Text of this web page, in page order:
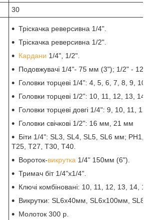
30
Тріскачка реверсивна 1/4".
Тріскачка реверсивна 1/2".
Кардани 1/4", 1/2".
Подовжувачі 1/4"- 75 мм (3"); 1/2" - 125
Головки торцеві 1/4": 4, 5, 6, 7, 8, 9,
Головки торцеві 1/2": 10, 11, 12, 13,
Головки торцеві довгі 1/4": 9, 10, 11,
Головки свічкові 1/2": 16 мм, 21 мм
Біти 1/4": SL3, SL4, SL5, SL6 мм; PH1,
T25, T27, T30, T40.
Вороток-викрутка 1/4" 150мм (6").
Тримач біт 1/4"х1/4".
Ключі комбіновані: 10, 11, 12, 13, 14,
Викрутки: SL6x40мм, SL6x100мм,
Молоток 300 р.